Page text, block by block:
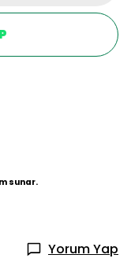
sunar.
Yorum Yap